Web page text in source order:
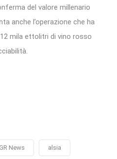
del valore millenario
anche l’operazione che ha
mila ettolitri di vino rosso
News alsia